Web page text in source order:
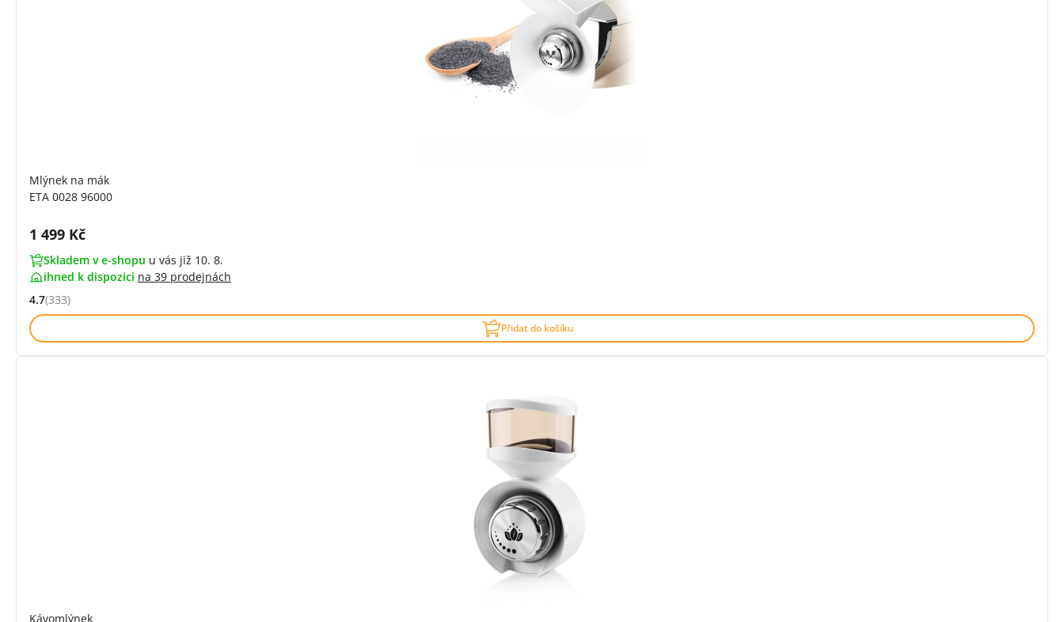
Mlýnek na mák
ETA 0028 96000
Cena s DPH:
1 499 Kč
Skladem v e-shopu u vás již 10. 8.
ihned k dispozici na 39 prodejnách
Hodnocení: 4.7 z 5 (333 recenzí)
4.7(333)
Přidat do košíku
Kávomlýnek